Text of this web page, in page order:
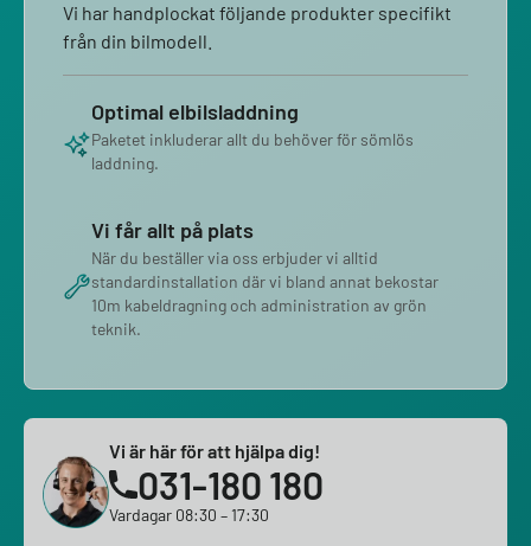
Vi har handplockat följande produkter specifikt
från din bilmodell.
Optimal elbilsladdning
Paketet inkluderar allt du behöver för sömlös
laddning.
Vi får allt på plats
När du beställer via oss erbjuder vi alltid
standardinstallation där vi bland annat bekostar
10m kabeldragning och administration av grön
teknik.
Vi är här för att hjälpa dig!
031-180 180
Vardagar 08:30 – 17:30